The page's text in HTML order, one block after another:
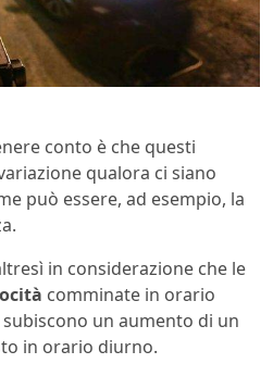
conto è che questi
qualora ci siano
può essere, ad esempio, la
in considerazione che le
comminate in orario
un aumento di un
in orario diurno.